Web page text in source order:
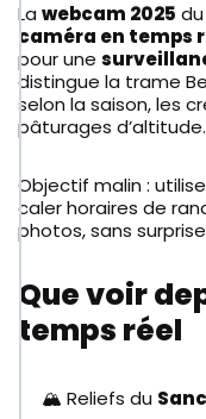
La webcam 2025 du
caméra en temps
pour une
distingue la trame
selon la saison, les
pâturages d’altitude.
Objectif malin :
caler horaires de
photos, sans
Que voir
temps réel
🏔️ Reliefs du